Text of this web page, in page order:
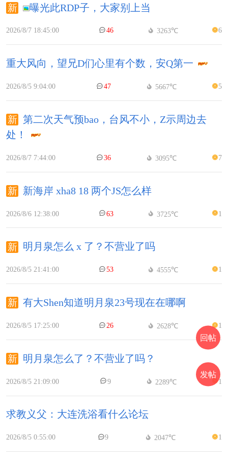
曝光此RDP子，大家别上当
2026/8/7 18:45:00 46 3263℃ 6
重大风向，望兄D们心里有个数，安Q第一
2026/8/5 9:04:00 47 5667℃ 5
第二次天气预bao，台风不小，Z示周边去
处！
2026/8/7 7:44:00 36 3095℃ 7
新海岸 xha8 18 两个JS怎么样
2026/8/6 12:38:00 63 3725℃ 1
明月泉怎么 x 了？不营业了吗
2026/8/5 21:41:00 53 4555℃ 1
有大Shen知道明月泉23号现在在哪啊
2026/8/5 17:25:00 26 2628℃ 1
明月泉怎么了？不营业了吗？
2026/8/5 21:09:00 9 2289℃ 1
求教义父：大连洗浴看什么论坛
2026/8/5 0:55:00 9 2047℃ 1
回帖
发帖